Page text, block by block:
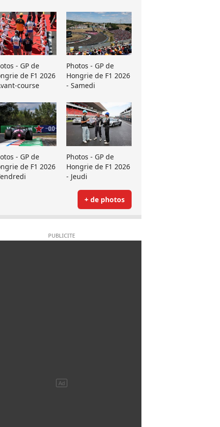
- GP de
de F1 2026
course
Photos - GP de
Hongrie de F1 2026
- Samedi
- GP de
de F1 2026
Photos - GP de
Hongrie de F1 2026
- Jeudi
+ de photos